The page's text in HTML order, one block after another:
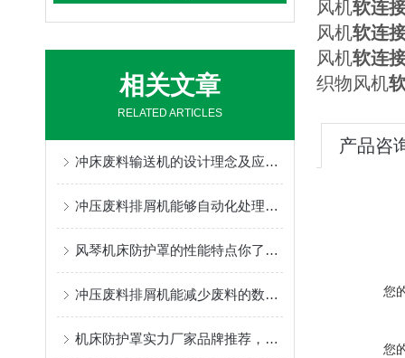
相关文章
RELATED ARTICLES
冲床废料输送机的设计理念及应用场景
冲压废料排屑机能够自动化处理废料，大大提高生产效率
风琴机床防护罩的性能特点你了解吗？一起来看看吧
冲压废料排屑机能减少废料的数量，从而降低成本
机床防护罩实力厂家品牌推荐，盐山县奔兴质量稳定售后服务好
风机软连
风机软连
风机软连
织物风机
产品咨
您
您